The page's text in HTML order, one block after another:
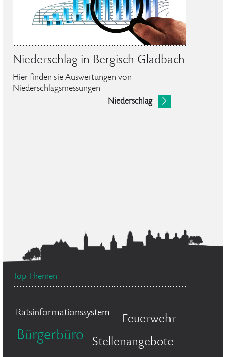
Niederschlag in Bergisch Gladbach
Hier finden sie Auswertungen von
Niederschlagsmessungen
Niederschlag
Top Themen
Ratsinformationssystem Feuerwehr
Bürgerbüro Stellenangebote